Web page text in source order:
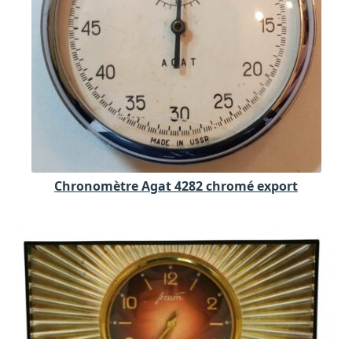
Chronomètre Agat 4282 chromé export